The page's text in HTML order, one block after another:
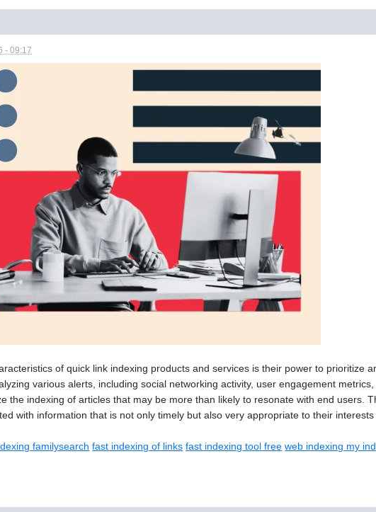
- 09:17
of quick link indexing products and services is their power to prioritize
various alerts, including social networking activity, user engagement
the indexing of articles that may be more than likely to resonate with end users.
with information that is not only timely but also very appropriate to their
familysearch fast indexing of links fast indexing tool free web indexing my